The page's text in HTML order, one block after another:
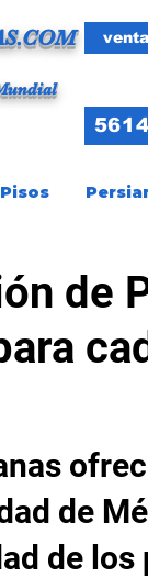
Pisos
de
de
de